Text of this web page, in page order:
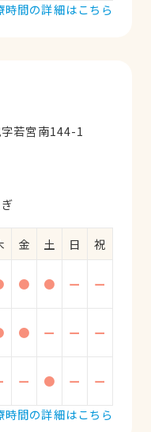
時間の詳細はこちら
若宮南144-1
金 土 日
祝
● ● ー ー
● ー ー ー
ー ● ー
ー
時間の詳細はこちら